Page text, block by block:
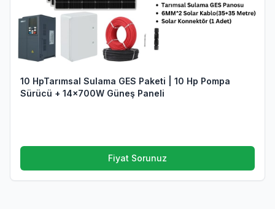
10 HpTarımsal Sulama GES Paketi | 10 Hp Pompa
Sürücü + 14x700W Güneş Paneli
Fiyat Sorunuz